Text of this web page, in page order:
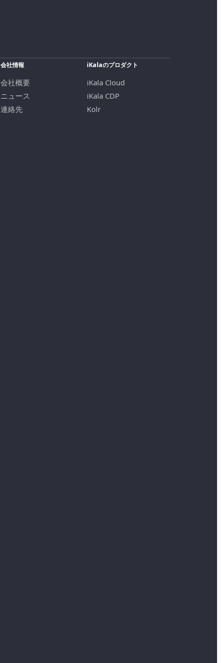
会社情報
会社概要
ニュース
連絡先
iKalaのプロダクト
iKala Cloud
iKala CDP
Kolr